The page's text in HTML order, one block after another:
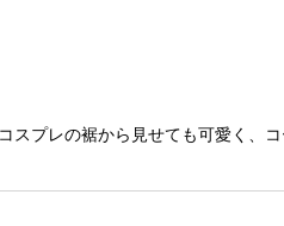
プレの裾から見せても可愛く、